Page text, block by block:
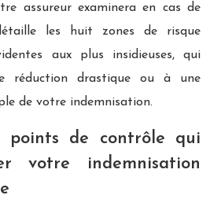
assureur examinera en cas de
les huit zones de risque
aux plus insidieuses, qui
réduction drastique ou à une
de votre indemnisation.
points de contrôle qui
votre indemnisation